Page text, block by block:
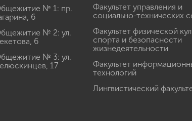
№ 1: пр.
6
№ 2: ул.
6
№ 3: ул.
17
Факультет управления и
социально-технических
Факультет физической
спорта и безопасности
жизнедеятельности
Факультет
технологий
Лингвистический